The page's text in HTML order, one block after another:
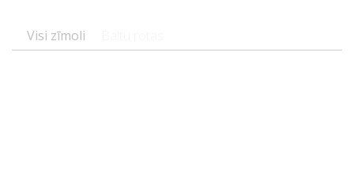
Visi zīmoli